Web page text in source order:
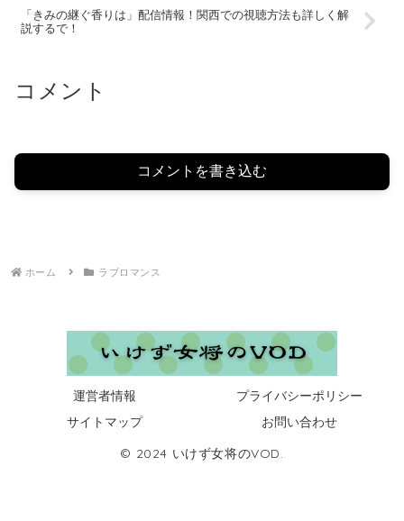
「きみの継ぐ香りは」配信情報！関西での視聴方法も詳しく解
説するで！
コメント
コメントを書き込む
ホーム ラブロマンス
運営者情報
プライバシーポリシー
サイトマップ
お問い合わせ
© 2024 いけず女将のVOD.